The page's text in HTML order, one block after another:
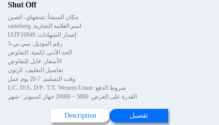
Shut Off
مكان المنشأ: شنغهاي، الصين
اسم العلامة التجارية: carterberg
إصدار الشهادات: IATF16949
رقم الموديل: سي بي-3
الحد الأدنى لكمية: التفاوض
الأسعار: قابل للتفاوض
تفاصيل التغليف: كرتون
وقت التسليم: 7-20 يوم عمل
شروط الدفع: L/C، D/A، D/P، T/T، Western Union
القدرة على العرض: 5000 ~ 20000 جهاز كمبيوتر / شهر
تفصيل Description